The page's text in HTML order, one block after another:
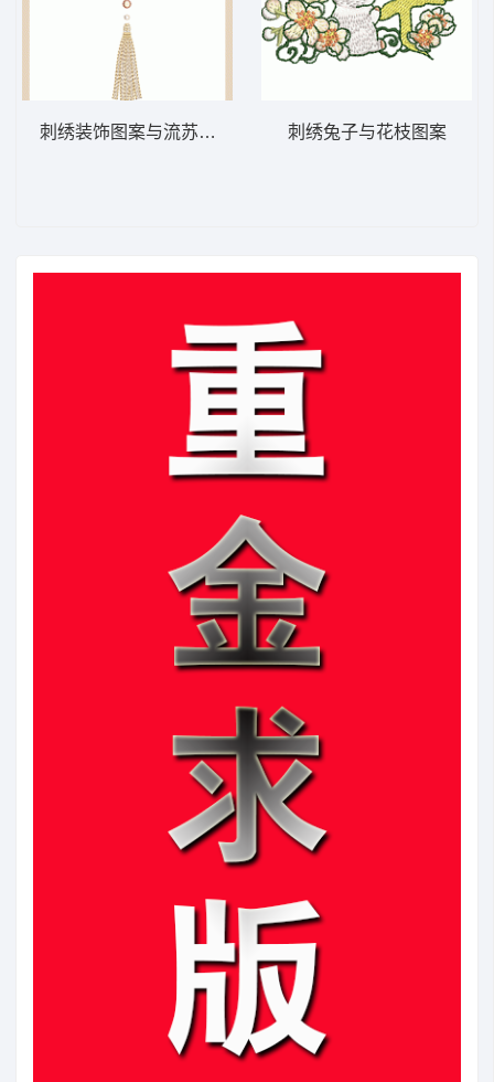
刺绣装饰图案与流苏吊坠 刺绣兔子与花枝图案